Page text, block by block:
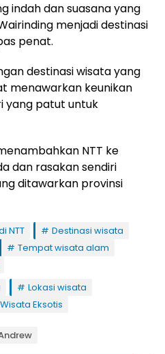
indah dan suasana yang
menjadi destinasi
penat.
destinasi wisata yang
menawarkan keunikan
yang patut untuk
NTT ke
dan rasakan sendiri
ditawarkan provinsi
NTT
Destinasi wisata
Tempat wisata alam
Lokasi wisata
Wisata Eksotis